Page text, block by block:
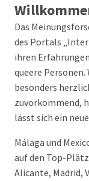
Das
des Portals
ihren
queere
besonders
zuvorkommend,
lässt sich ein
Málaga und
auf den Top-
Alicante, Madrid,